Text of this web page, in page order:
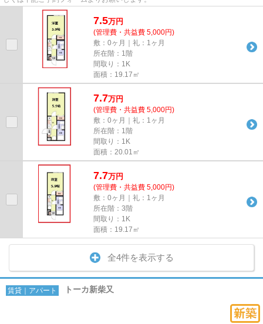
7.5万円
(管理費・共益費 5,000円)
敷：0ヶ月｜礼：1ヶ月
所在階：1階
間取り：1K
面積：19.17㎡
7.7万円
(管理費・共益費 5,000円)
敷：0ヶ月｜礼：1ヶ月
所在階：1階
間取り：1K
面積：20.01㎡
7.7万円
(管理費・共益費 5,000円)
敷：0ヶ月｜礼：1ヶ月
所在階：3階
間取り：1K
面積：19.17㎡
全4件を表示する
賃貸｜アパート トーカ新柴又